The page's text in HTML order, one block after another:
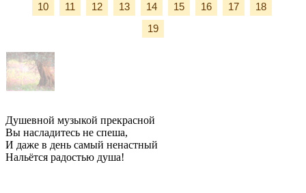
10
11 12 13 14 15 16 17
18
19
Душевной музыкой прекрасной
Вы насладитесь не спеша,
И даже в день самый ненастный
Нальётся радостью душа!